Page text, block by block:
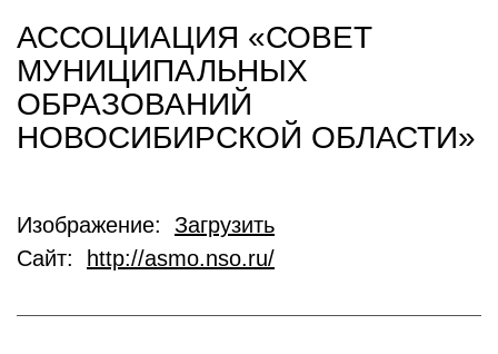
АССОЦИАЦИЯ «СОВЕТ
МУНИЦИПАЛЬНЫХ
ОБРАЗОВАНИЙ
НОВОСИБИРСКОЙ ОБЛАСТИ»
Изображение: Загрузить
Сайт:
http://asmo.nso.ru/